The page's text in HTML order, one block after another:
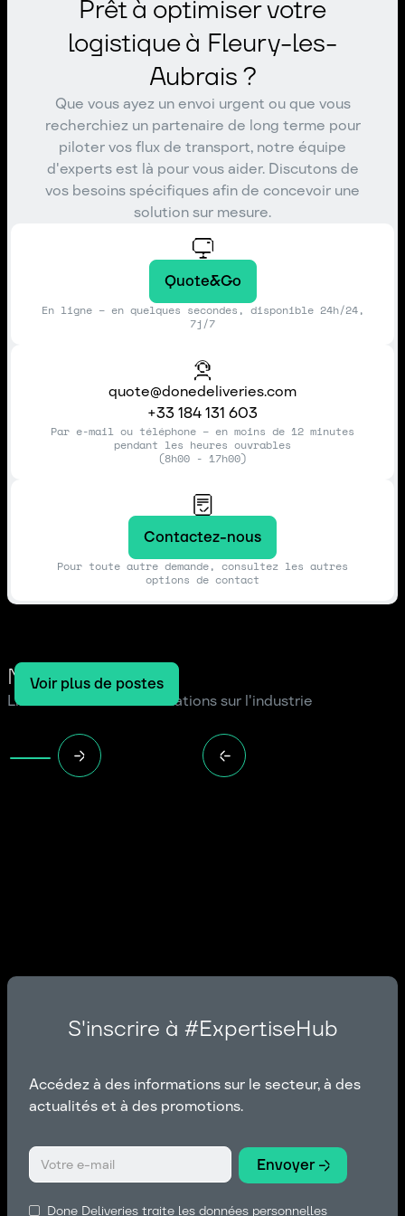
Prêt à optimiser votre
logistique à Fleury-les-
Aubrais ?
Que vous ayez un envoi urgent ou que vous
recherchiez un partenaire de long terme pour
piloter vos flux de transport, notre équipe
d'experts est là pour vous aider. Discutons de
vos besoins spécifiques afin de concevoir une
solution sur mesure.
Quote&Go
En ligne – en quelques secondes, disponible 24h/24,
7j/7
quote@donedeliveries.com
+33 184 131 603
Par e-mail ou téléphone – en moins de 12 minutes
pendant les heures ouvrables
(8h00 - 17h00)
Contactez-nous
Pour toute autre demande, consultez les autres
options de contact
Notre blog
Lire les dernières informations sur l'industrie
Voir plus de postes
S'inscrire à #ExpertiseHub
Accédez à des informations sur le secteur, à des
actualités et à des promotions.
Done Deliveries traite les données personnelles